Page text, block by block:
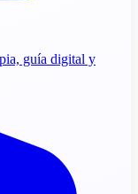
guía digital y